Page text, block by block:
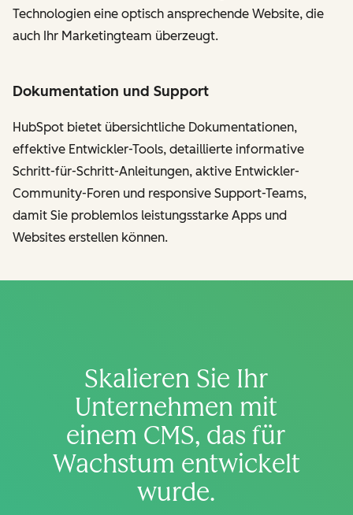
Technologien eine optisch ansprechende Website, die
auch Ihr Marketingteam überzeugt.
Dokumentation und Support
HubSpot bietet übersichtliche Dokumentationen,
effektive Entwickler-Tools, detaillierte informative
Schritt-für-Schritt-Anleitungen, aktive Entwickler-
Community-Foren und responsive Support-Teams,
damit Sie problemlos leistungsstarke Apps und
Websites erstellen können.
Skalieren Sie Ihr
Unternehmen mit
einem CMS, das für
Wachstum entwickelt
wurde.